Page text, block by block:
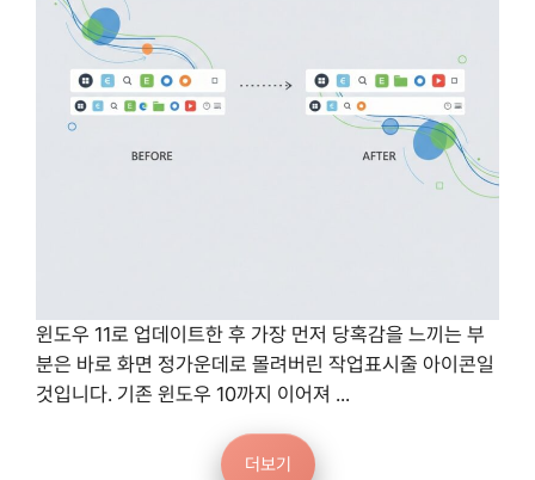
윈도우 11로 업데이트한 후 가장 먼저 당혹감을 느끼는 부
분은 바로 화면 정가운데로 몰려버린 작업표시줄 아이콘일
것입니다. 기존 윈도우 10까지 이어져 ...
더보기